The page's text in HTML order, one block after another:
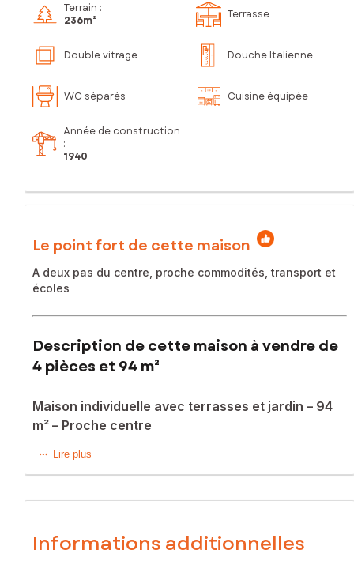
Terrain :
236m²
Terrasse
Double vitrage Douche Italienne
WC séparés Cuisine équipée
Année de construction
:
1940
Le point fort de cette maison
A deux pas du centre, proche commodités, transport et
écoles
Description de cette maison à vendre de
4 pièces et 94 m²
Maison individuelle avec terrasses et jardin – 94
m² – Proche centre
À quelques minutes du centre de Saint-Quentin-Fallavier, à
d’environ 94 m² habitable, implantée sur une parcelle de
Au rez-de-chaussée, vous trouverez :
Lire plus
Informations additionnelles